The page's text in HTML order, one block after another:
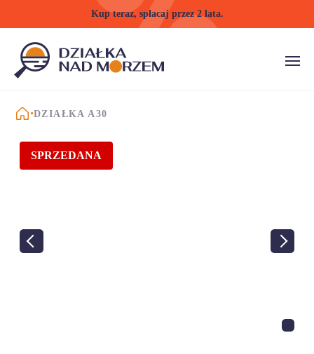
Kup teraz, spłacaj przez 2 lata.
STRONA GŁÓWNA
DZIAŁKA A30
SPRZEDANA